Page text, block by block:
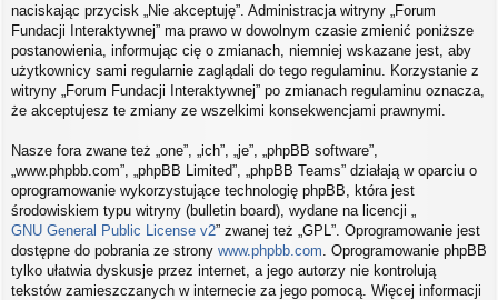
naciskając przycisk „Nie akceptuję”. Administracja witryny „Forum
Fundacji Interaktywnej” ma prawo w dowolnym czasie zmienić poniższe
postanowienia, informując cię o zmianach, niemniej wskazane jest, aby
użytkownicy sami regularnie zaglądali do tego regulaminu. Korzystanie z
witryny „Forum Fundacji Interaktywnej” po zmianach regulaminu oznacza,
że akceptujesz te zmiany ze wszelkimi konsekwencjami prawnymi.
Nasze fora zwane też „one”, „ich”, „je”, „phpBB software”,
„www.phpbb.com”, „phpBB Limited”, „phpBB Teams” działają w oparciu o
oprogramowanie wykorzystujące technologię phpBB, która jest
środowiskiem typu witryny (bulletin board), wydane na licencji „
GNU General Public License v2” zwanej też „GPL”. Oprogramowanie jest
dostępne do pobrania ze strony www.phpbb.com . Oprogramowanie phpBB
tylko ułatwia dyskusje przez internet, a jego autorzy nie kontrolują
tekstów zamieszczanych w internecie za jego pomocą. Więcej informacji